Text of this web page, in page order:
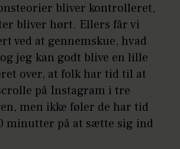
bliver kontrolleret,
bliver hørt. Ellers får vi
ved at gennemskue, hvad
jeg kan godt blive en lille
over, at folk har tid til at
på Instagram i tre
men ikke føler de har tid
minutter på at sætte sig ind